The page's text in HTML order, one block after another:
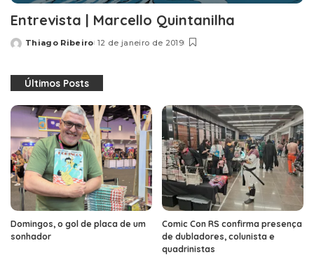
Entrevista | Marcello Quintanilha
Posted
Thiago Ribeiro 12 de janeiro de 2019
Últimos Posts
Domingos, o gol de placa de um
sonhador
Comic Con RS confirma presença
de dubladores, colunista e
quadrinistas